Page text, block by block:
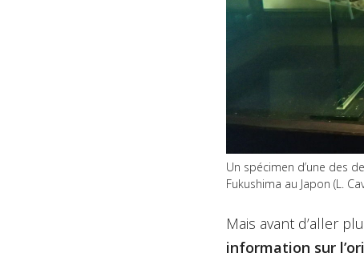
Un spécimen d’une des
Fukushima au Japon (L.
Mais avant d’aller
information sur